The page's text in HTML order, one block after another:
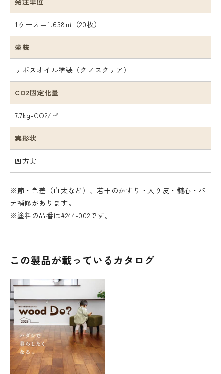
1ケース＝1.638㎡（20枚）
塗装
リボスオイル塗装（クノスクリア）
CO2固定化量
7.7kg-CO2/㎡
実形状
四方実
※節・色差（白太など）、若干のかすり・入り皮・髄心・パ
テ補修があります。
※塗料の品番は#244-002です。
この製品が載っているカタログ